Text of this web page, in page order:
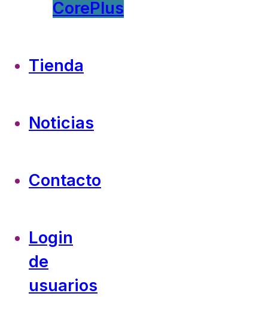
CorePlus
Tienda
Noticias
Contacto
Login
de
usuarios